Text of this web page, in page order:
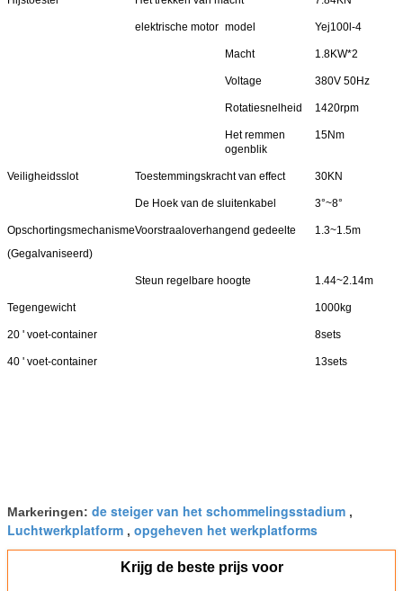
elektrische motor model Yej100l-4
Macht 1.8KW*2
Voltage 380V 50Hz
Rotatiesnelheid 1420rpm
Het remmen
ogenblik
15Nm
Veiligheidsslot Toestemmingskracht van effect 30KN
De Hoek van de sluitenkabel 3°~8°
Opschortingsmechanisme
(Gegalvaniseerd)
Voorstraaloverhangend gedeelte 1.3~1.5m
Steun regelbare hoogte 1.44~2.14m
Tegengewicht 1000kg
20 ' voet-container 8sets
40 ' voet-container 13sets
Markeringen: de steiger van het schommelingsstadium ,
Luchtwerkplatform , opgeheven het werkplatforms
Krijg de beste prijs voor